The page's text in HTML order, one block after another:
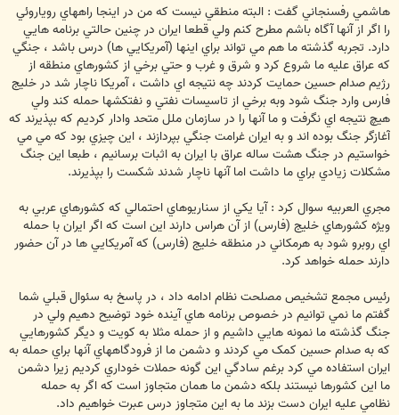
هاشمي رفسنجاني گفت : البته منطقي نيست که من در اينجا راههاي روياروئي
را اگر از آنها آگاه باشم مطرح کنم ولي قطعا ايران در چنين حالتي برنامه هايي
دارد. تجربه گذشته ما هم مي تواند براي اينها (آمريکايي ها) درس باشد ، جنگي
که عراق عليه ما شروع کرد و شرق و غرب و حتي برخي از کشورهاي منطقه از
رژيم صدام حسين حمايت کردند چه نتيجه اي داشت ، آمريکا ناچار شد در خليج
فارس وارد جنگ شود وبه برخي از تاسيسات نفتي و نفتکشها حمله کند ولي
هيچ نتيجه اي نگرفت و ما آنها را در سازمان ملل متحد وادار کرديم که بپذيرند که
آغازگر جنگ بوده اند و به ايران غرامت جنگي بپردازند ، اين چيزي بود که مي مي
خواستيم در جنگ هشت ساله عراق با ايران به اثبات برسانيم ، طبعا اين جنگ
مشکلات زيادي براي ما داشت اما آنها ناچار شدند شکست را بپذيرند.
مجري العربيه سوال کرد : آيا يکي از سناريوهاي احتمالي که کشورهاي عربي به
ويژه کشورهاي خليج (فارس) از آن هراس دارند اين است که اگر ايران با حمله
اي روبرو شود به هرمکاني در منطقه خليج (فارس) که آمريکايي ها در آن حضور
دارند حمله خواهد کرد.
رئيس مجمع تشخيص مصلحت نظام ادامه داد ، در پاسخ به سئوال قبلي شما
گفتم ما نمي توانيم در خصوص برنامه هاي آينده خود توضيح دهيم ولي در
جنگ گذشته ما نمونه هايي داشيم و از حمله مثلا به کويت و ديگر کشورهايي
که به صدام حسين کمک مي کردند و دشمن ما از فرودگاههاي آنها براي حمله به
ايران استفاده مي کرد برغم سادگي اين گونه حملات خوداري کرديم زيرا دشمن
ما اين کشورها نيستند بلکه دشمن ما همان متجاوز است که اگر به حمله
نظامي عليه ايران دست بزند ما به اين متجاوز درس عبرت خواهيم داد.